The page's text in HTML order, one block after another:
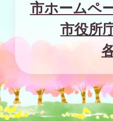
市ホームペ
市役所